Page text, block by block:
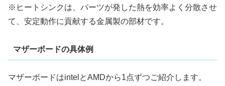
※ヒートシンクは、パーツが発した熱を効率よく分散させ
て、安定動作に貢献する金属製の部材です。
マザーボードの具体例
マザーボードはintelとAMDから1点ずつご紹介します。